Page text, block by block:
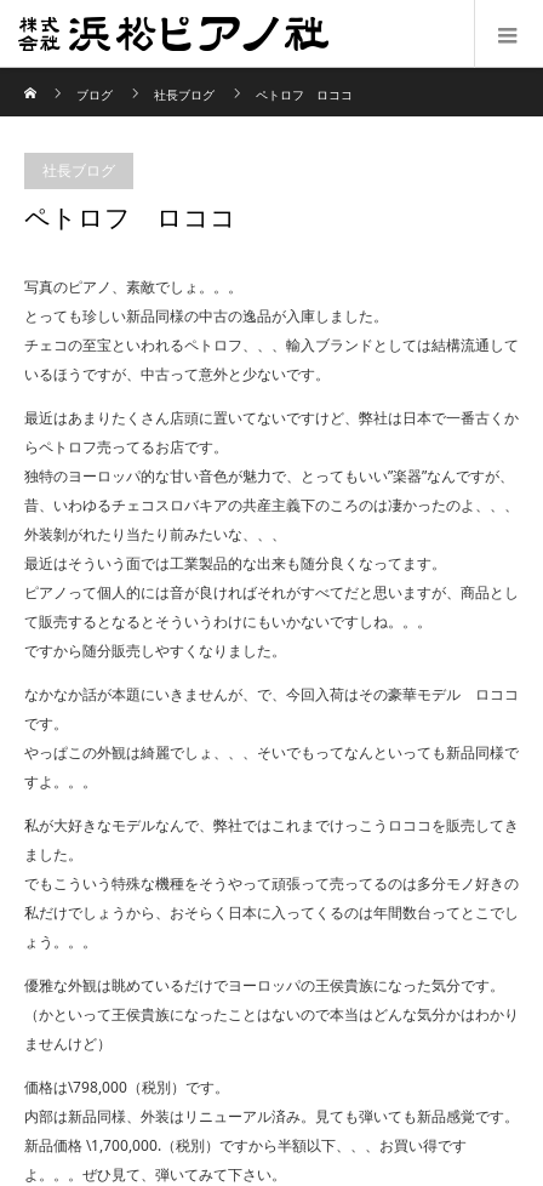
ブログ
社長ブログ ペトロフ ロココ
社長ブログ
ペトロフ ロココ
写真のピアノ、素敵でしょ。。。
とっても珍しい新品同様の中古の逸品が入庫しました。
チェコの至宝といわれるペトロフ、、、輸入ブランドとしては結構流通して
いるほうですが、中古って意外と少ないです。
最近はあまりたくさん店頭に置いてないですけど、弊社は日本で一番古くか
らペトロフ売ってるお店です。
独特のヨーロッパ的な甘い音色が魅力で、とってもいい”楽器”なんですが、
昔、いわゆるチェコスロバキアの共産主義下のころのは凄かったのよ、、、
外装剝がれたり当たり前みたいな、、、
最近はそういう面では工業製品的な出来も随分良くなってます。
ピアノって個人的には音が良ければそれがすべてだと思いますが、商品とし
て販売するとなるとそういうわけにもいかないですしね。。。
ですから随分販売しやすくなりました。
なかなか話が本題にいきませんが、で、今回入荷はその豪華モデル ロココ
です。
やっぱこの外観は綺麗でしょ、、、そいでもってなんといっても新品同様で
すよ。。。
私が大好きなモデルなんで、弊社ではこれまでけっこうロココを販売してき
ました。
でもこういう特殊な機種をそうやって頑張って売ってるのは多分モノ好きの
私だけでしょうから、おそらく日本に入ってくるのは年間数台ってとこでし
ょう。。。
優雅な外観は眺めているだけでヨーロッパの王侯貴族になった気分です。
（かといって王侯貴族になったことはないので本当はどんな気分かはわかり
ませんけど）
価格は\798,000（税別）です。
内部は新品同様、外装はリニューアル済み。見ても弾いても新品感覚です。
新品価格 \1,700,000.（税別）ですから半額以下、、、お買い得です
よ。。。ぜひ見て、弾いてみて下さい。